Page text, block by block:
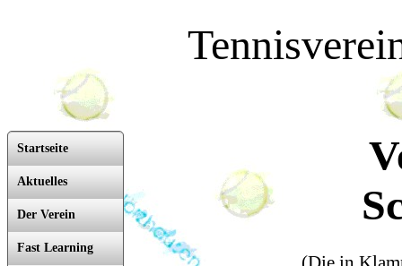
Startseite
Aktuelles
Der Verein
Fast Learning